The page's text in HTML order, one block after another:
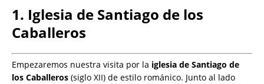
1. Iglesia de Santiago de los
Caballeros
Empezaremos nuestra visita por la iglesia de Santiago de
los Caballeros (siglo XII) de estilo románico. Junto al lado